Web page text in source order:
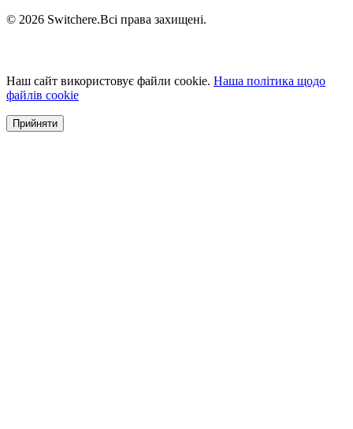
© 2026 Switchere.Всі права захищені.
Наш сайт використовує файли cookie. Наша політика щодо
файлів cookie
Прийняти